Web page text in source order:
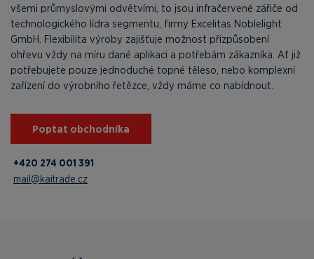
všemi průmyslovými odvětvími, to jsou infračervené zářiče od
technologického lídra segmentu, firmy Excelitas Noblelight
GmbH. Flexibilita výroby zajišťuje možnost přizpůsobení
ohřevu vždy na míru dané aplikaci a potřebám zákazníka. Ať již
potřebujete pouze jednoduché topné těleso, nebo komplexní
zařízení do výrobního řetězce, vždy máme co nabídnout.
Poptat obchodníka
+420 274 001 391
mail@kaitrade.cz